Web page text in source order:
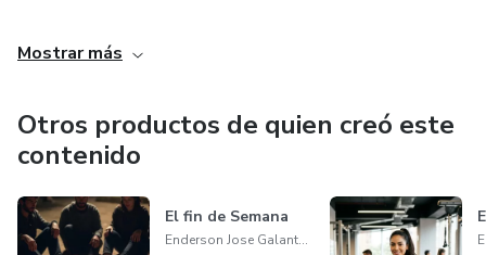
Mostrar más
Otros productos de quien creó este
contenido
El fin de Semana
Enderson Jose Galanton